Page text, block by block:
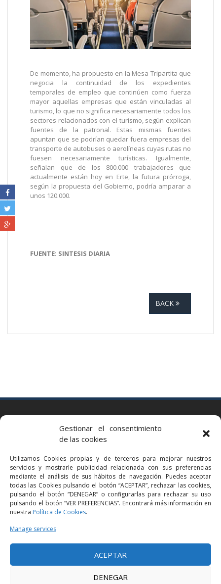
Gestionar el consentimiento
de las cookies
Utilizamos Cookies propias y de terceros para mejorar nuestros
servicios y mostrarle publicidad relacionada con sus preferencias
mediante el análisis de sus hábitos de navegación. Puedes aceptar
todas las Cookies pulsando el botón “ACEPTAR”, rechazar las cookies,
pulsando el botón “DENEGAR” o configurarlas para rechazar su uso
pulsando el botón “VER PREFERENCIAS”. Encontrará más información en
nuestra Política de Cookies.
Manage services
ACEPTAR
DENEGAR
De momento, ha propuesto en la Mesa Tripartita que
negocia la continuidad de los expedientes
temporales de empleo que continúen como fuerza
mayor aquellas empresas que están vinculadas al
turismo, lo que no significa necesariamente todos los
sectores relacionados con el turismo, según explican
fuentes de la patronal. Estas mismas fuentes
apuntan que se podrían quedar fuera empresas del
transporte de autobuses o aerolíneas cuyas rutas no
fuesen necesariamente turísticas. Igualmente,
señalan que de los 800.000 trabajadores que
actualmente están hoy en Erte, la futura prórroga,
según la propuesta del Gobierno, podría amparar a
unos 120.000.
FUENTE: SINTESIS DIARIA
BACK
Via Augusta 2 bis, 3º, 08006 Barcelona
bcn@bellavistalegal.eu
GRANOLLERS
C/ Sant Jaume, 16 1r, 08401 Granollers (Bcn)
+34 93 860 39 60
grn@bellavistalegal.eu
MADRID
C/ Serrano 114, 2º izq. 28006 Madrid.
+34 91 431 98 21 | +34 91 431 98 95
mad@bellavistalegal.eu